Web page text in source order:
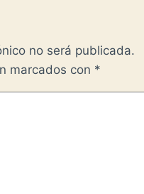
no será publicada.
marcados con *